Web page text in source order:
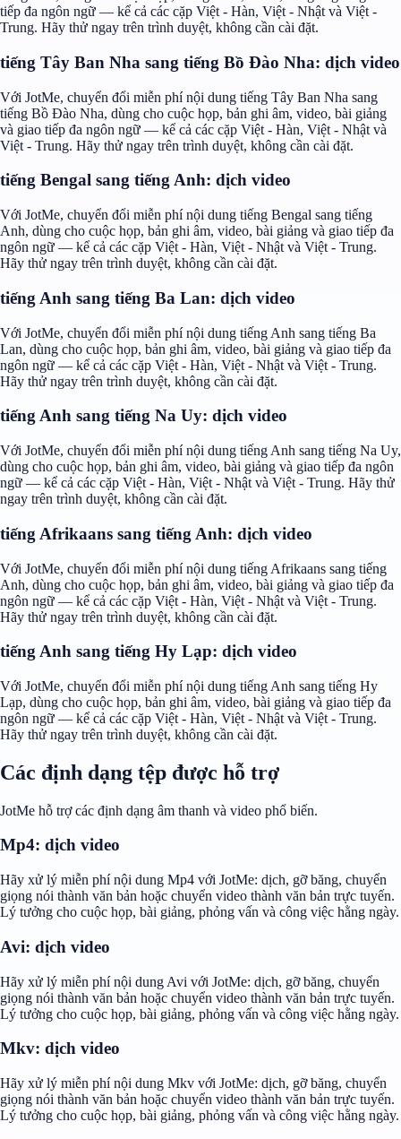
tiếp đa ngôn ngữ — kể cả các cặp Việt - Hàn, Việt - Nhật và Việt -
Trung. Hãy thử ngay trên trình duyệt, không cần cài đặt.
tiếng Tây Ban Nha sang tiếng Bồ Đào Nha: dịch video
Với JotMe, chuyển đổi miễn phí nội dung tiếng Tây Ban Nha sang
tiếng Bồ Đào Nha, dùng cho cuộc họp, bản ghi âm, video, bài giảng
và giao tiếp đa ngôn ngữ — kể cả các cặp Việt - Hàn, Việt - Nhật và
Việt - Trung. Hãy thử ngay trên trình duyệt, không cần cài đặt.
tiếng Bengal sang tiếng Anh: dịch video
Với JotMe, chuyển đổi miễn phí nội dung tiếng Bengal sang tiếng
Anh, dùng cho cuộc họp, bản ghi âm, video, bài giảng và giao tiếp đa
ngôn ngữ — kể cả các cặp Việt - Hàn, Việt - Nhật và Việt - Trung.
Hãy thử ngay trên trình duyệt, không cần cài đặt.
tiếng Anh sang tiếng Ba Lan: dịch video
Với JotMe, chuyển đổi miễn phí nội dung tiếng Anh sang tiếng Ba
Lan, dùng cho cuộc họp, bản ghi âm, video, bài giảng và giao tiếp đa
ngôn ngữ — kể cả các cặp Việt - Hàn, Việt - Nhật và Việt - Trung.
Hãy thử ngay trên trình duyệt, không cần cài đặt.
tiếng Anh sang tiếng Na Uy: dịch video
Với JotMe, chuyển đổi miễn phí nội dung tiếng Anh sang tiếng Na Uy,
dùng cho cuộc họp, bản ghi âm, video, bài giảng và giao tiếp đa ngôn
ngữ — kể cả các cặp Việt - Hàn, Việt - Nhật và Việt - Trung. Hãy thử
ngay trên trình duyệt, không cần cài đặt.
tiếng Afrikaans sang tiếng Anh: dịch video
Với JotMe, chuyển đổi miễn phí nội dung tiếng Afrikaans sang tiếng
Anh, dùng cho cuộc họp, bản ghi âm, video, bài giảng và giao tiếp đa
ngôn ngữ — kể cả các cặp Việt - Hàn, Việt - Nhật và Việt - Trung.
Hãy thử ngay trên trình duyệt, không cần cài đặt.
tiếng Anh sang tiếng Hy Lạp: dịch video
Với JotMe, chuyển đổi miễn phí nội dung tiếng Anh sang tiếng Hy
Lạp, dùng cho cuộc họp, bản ghi âm, video, bài giảng và giao tiếp đa
ngôn ngữ — kể cả các cặp Việt - Hàn, Việt - Nhật và Việt - Trung.
Hãy thử ngay trên trình duyệt, không cần cài đặt.
Các định dạng tệp được hỗ trợ
JotMe hỗ trợ các định dạng âm thanh và video phổ biến.
Mp4: dịch video
Hãy xử lý miễn phí nội dung Mp4 với JotMe: dịch, gỡ băng, chuyển
giọng nói thành văn bản hoặc chuyển video thành văn bản trực tuyến.
Lý tưởng cho cuộc họp, bài giảng, phỏng vấn và công việc hằng ngày.
Avi: dịch video
Hãy xử lý miễn phí nội dung Avi với JotMe: dịch, gỡ băng, chuyển
giọng nói thành văn bản hoặc chuyển video thành văn bản trực tuyến.
Lý tưởng cho cuộc họp, bài giảng, phỏng vấn và công việc hằng ngày.
Mkv: dịch video
Hãy xử lý miễn phí nội dung Mkv với JotMe: dịch, gỡ băng, chuyển
giọng nói thành văn bản hoặc chuyển video thành văn bản trực tuyến.
Lý tưởng cho cuộc họp, bài giảng, phỏng vấn và công việc hằng ngày.